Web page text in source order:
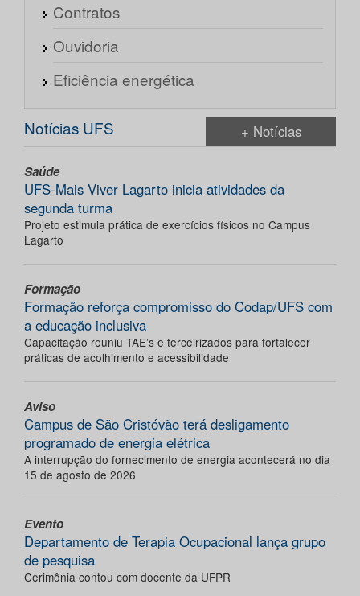
Contratos
Ouvidoria
Eficiência energética
Notícias UFS + Notícias
Saúde
UFS-Mais Viver Lagarto inicia atividades da
segunda turma
Projeto estimula prática de exercícios físicos no Campus
Lagarto
Formação
Formação reforça compromisso do Codap/UFS com
a educação inclusiva
Capacitação reuniu TAE’s e terceirizados para fortalecer
práticas de acolhimento e acessibilidade
Aviso
Campus de São Cristóvão terá desligamento
programado de energia elétrica
A interrupção do fornecimento de energia acontecerá no dia
15 de agosto de 2026
Evento
Departamento de Terapia Ocupacional lança grupo
de pesquisa
Cerimônia contou com docente da UFPR